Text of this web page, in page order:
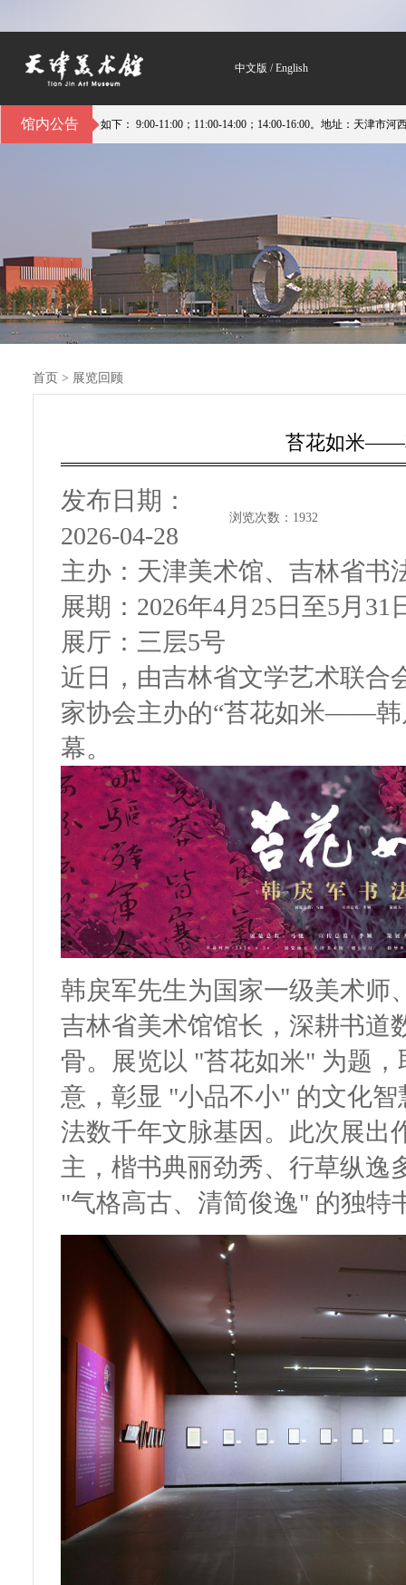
中文版 /English
馆内公告
时间段如下： 9:00-11:00；11:00-14:00；14:00-16:00。地址：天津市河西区平江
首页 > 展览回顾
苔花如米——
发布日期：
2026-04-28
浏览次数： 1932
主办： 天津美术馆、吉林省书
展期： 2026年4月25日至5月31
展厅： 三层5号
近日，由吉林省文学艺术联合
家协会主办的“苔花如米——韩
幕。
韩戾军先生为国家一级美术师
吉林省美术馆馆长，深耕书道
骨。展览以 "苔花如米" 为题
意，彰显 "小品不小" 的文化
法数千年文脉基因。此次展出
主，楷书典丽劲秀、行草纵逸
"气格高古、清简俊逸" 的独特